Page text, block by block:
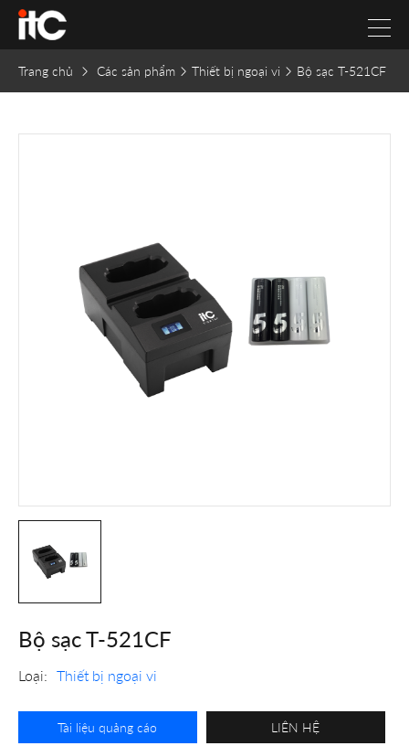
Trang chủ Các sản phẩm Thiết bị ngoại vi Bộ sạc T-521CF
Bộ sạc T-521CF
Loại: Thiết bị ngoại vi
Tài liệu quảng cáo LIÊN HỆ